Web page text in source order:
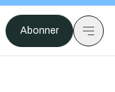
Abonner